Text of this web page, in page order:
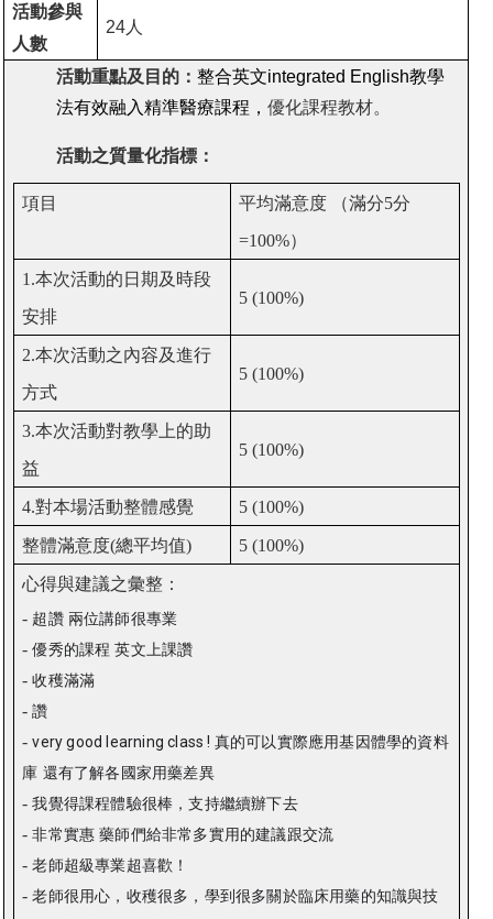
活動參與
人數
24 人
活動重點及目的：整合英文integrated English教學
法有效融入精準醫療課程，優化課程教材。
活動之質量化指標：
項目 平均滿意度 （滿分5分
=100%）
1.本次活動的日期及時段
安排
5 (100%)
2.本次活動之內容及進行
方式
5 (100%)
3.本次活動對教學上的助
益
5 (100%)
4.對本場活動整體感覺 5 (100%)
整體滿意度(總平均值) 5 (100%)
心得與建議之彙整：
- 超讚 兩位講師很專業
-優秀的課程 英文上課讚
-收穫滿滿
-讚
-very good learning class ! 真的可以實際應用基因體學的資料
庫 還有了解各國家用藥差異
-我覺得課程體驗很棒，支持繼續辦下去
-非常實惠 藥師們給非常多實用的建議跟交流
-老師超級專業超喜歡！
-老師很用心，收穫很多，學到很多關於臨床用藥的知識與技